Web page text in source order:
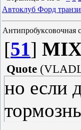
Автоклуб Форд
Антипробуксовочная
[51]
Quote (
но если